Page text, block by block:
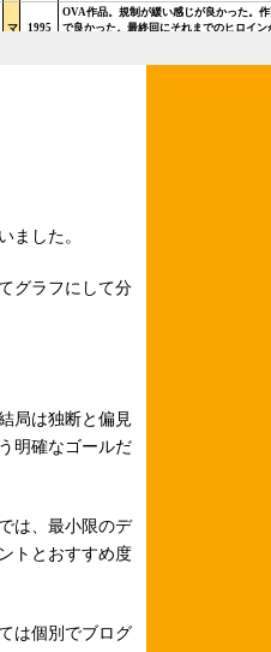
ました。
グラフにして分
局は独断と偏見
明確なゴールだ
は、最小限のデ
トとおすすめ度
は個別でブログ